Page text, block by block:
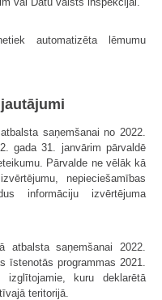
automatizēta lēmumu
saņemšanai no 2022.
gada 31. janvārim pārvaldē
Pārvalde ne vēlāk kā
nepieciešamības
informāciju izvērtējuma
atbalsta saņemšanai 2022.
īstenotās programmas 2021.
kuru deklarētā
teritorijā.